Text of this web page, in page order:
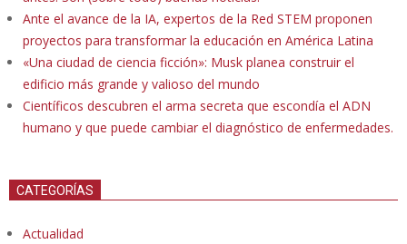
Ante el avance de la IA, expertos de la Red STEM proponen
proyectos para transformar la educación en América Latina
«Una ciudad de ciencia ficción»: Musk planea construir el
edificio más grande y valioso del mundo
Científicos descubren el arma secreta que escondía el ADN
humano y que puede cambiar el diagnóstico de enfermedades.
CATEGORÍAS
Actualidad